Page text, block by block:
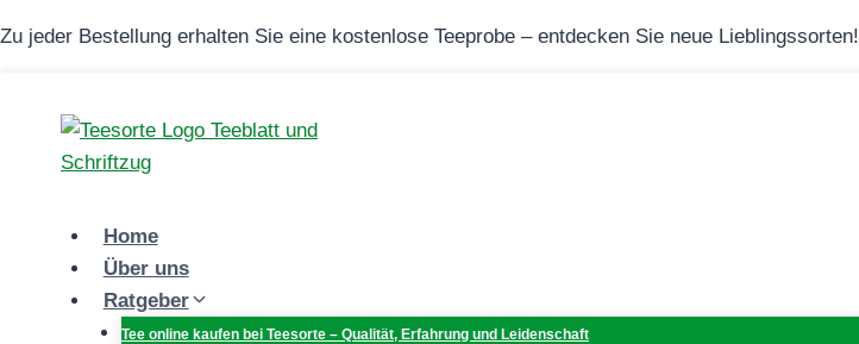
Inhalt
Zu jeder Bestellung erhalten Sie eine kostenlose Teeprobe – entdecken Sie neue Lieblingssorten!
Home
Über uns
Ratgeber
Tee online kaufen bei Teesorte – Qualität, Erfahrung und Leidenschaft